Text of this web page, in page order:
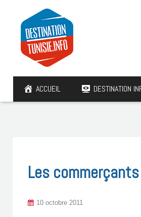
ACCUEIL DESTINATION
Les
10 octobre 2011